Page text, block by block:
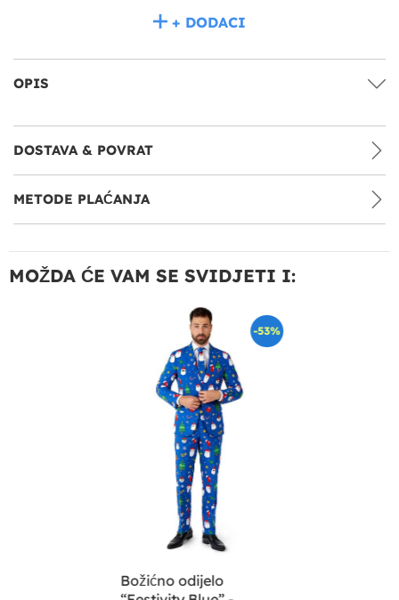
+ DODACI
OPIS
DOSTAVA & POVRAT
METODE PLAĆANJA
MOŽDA ĆE VAM SE SVIDJETI I:
-53%
Božićno odijelo